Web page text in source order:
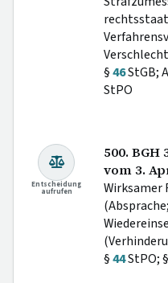
§46StGB;
StPO
Entscheidung
aufrufen
500. BGH
vom 3.
§44StPO; §